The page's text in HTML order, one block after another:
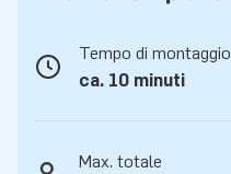
Tempo di montaggio
ca. 10 minuti
Max. totale